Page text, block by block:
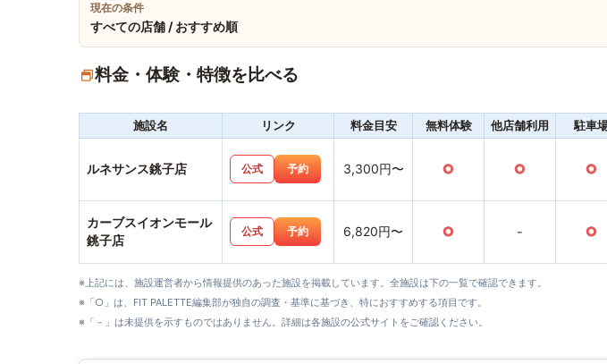
現在の条件
すべての店舗 / おすすめ順
料金・体験・特徴を比べる
施設名 リンク 料金目安 無料体験 他店舗利用 駐車
ルネサンス銚子店 公式 予約 3,300円〜 ○ ○ ○
カーブスイオンモール
銚子店
公式 予約 6,820円〜 ○ - ○
※上記には、施設運営者から情報提供のあった施設を掲載しています。全施設は下の一覧で確認できます。
※「○」は、FIT PALETTE編集部が独自の調査・基準に基づき、特におすすめする項目です。
※「－」は未提供を示すものではありません。詳細は各施設の公式サイトをご確認ください。